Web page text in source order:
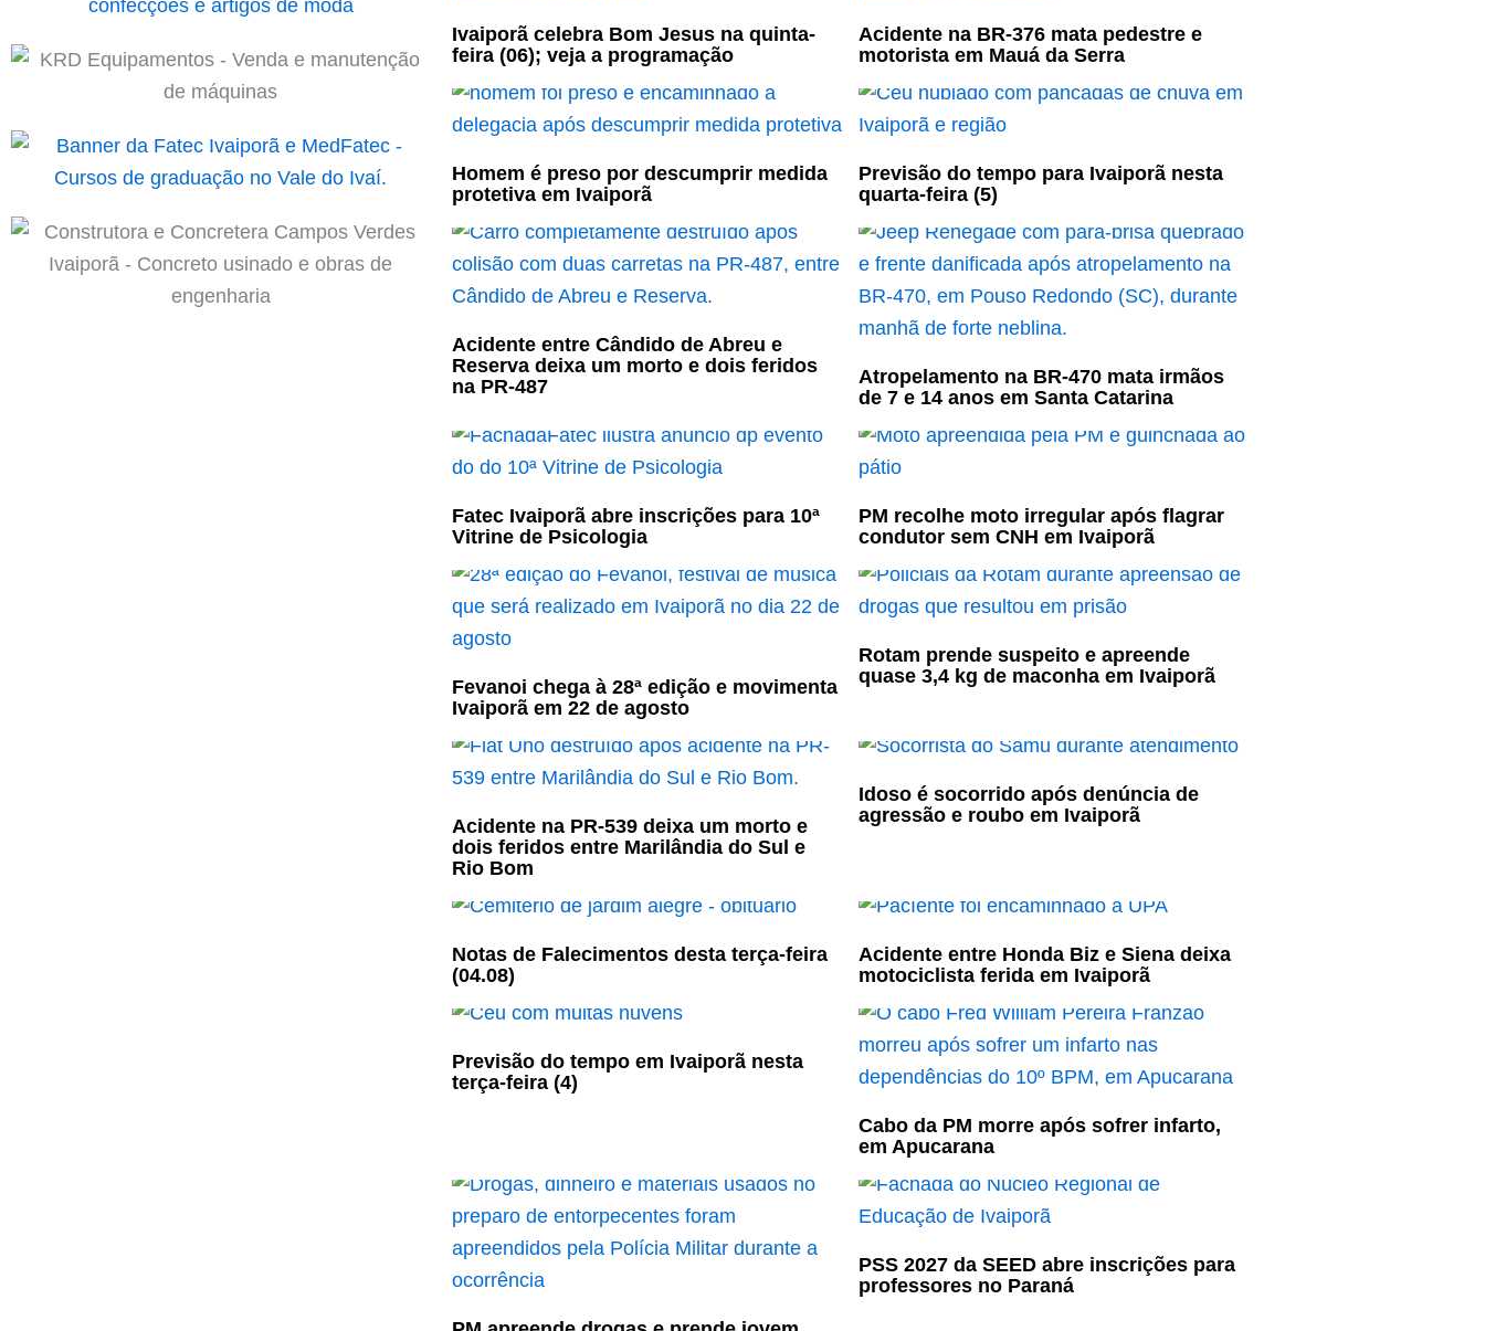
Ivaiporã celebra Bom Jesus na quinta-
feira (06); veja a programação
Acidente na BR-376 mata pedestre e
motorista em Mauá da Serra
Homem é preso por descumprir medida
protetiva em Ivaiporã
Previsão do tempo para Ivaiporã nesta
quarta-feira (5)
Acidente entre Cândido de Abreu e
Reserva deixa um morto e dois feridos
na PR-487
Atropelamento na BR-470 mata irmãos
de 7 e 14 anos em Santa Catarina
Fatec Ivaiporã abre inscrições para 10ª
Vitrine de Psicologia
PM recolhe moto irregular após flagrar
condutor sem CNH em Ivaiporã
Fevanoi chega à 28ª edição e movimenta
Ivaiporã em 22 de agosto
Rotam prende suspeito e apreende
quase 3,4 kg de maconha em Ivaiporã
Acidente na PR-539 deixa um morto e
dois feridos entre Marilândia do Sul e
Rio Bom
Idoso é socorrido após denúncia de
agressão e roubo em Ivaiporã
Notas de Falecimentos desta terça-feira
(04.08)
Acidente entre Honda Biz e Siena deixa
motociclista ferida em Ivaiporã
Previsão do tempo em Ivaiporã nesta
terça-feira (4)
Cabo da PM morre após sofrer infarto,
em Apucarana
PSS 2027 da SEED abre inscrições para
professores no Paraná